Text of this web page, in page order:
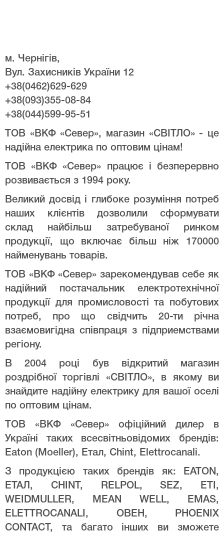
м. Чернігів,
Вул. Захисників України 12
+38(0462)629-629
+38(093)355-08-84
+38(044)599-95-51
ТОВ «ВКФ «Север», магазин «СВІТЛО» - це
надійна електрика по оптовим цінам!
ТОВ «ВКФ «Север» працює і безперервно
розвивається з 1994 року.
Великий досвід і глибоке розуміння потреб
наших клієнтів дозволили сформувати
склад найбільш затребуваної ринком
продукції, що включає більш ніж 170000
найменувань товарів.
ТОВ «ВКФ «Север» зарекомендував себе як
надійний постачальник електротехнічної
продукції для промисловості та побутових
потреб, про що свідчить 20-ти річна
взаємовигідна співпраця з підприемствами
регіону.
В 2004 році був відкритий магазин
роздрібної торгівлі «СВІТЛО», в якому ви
знайдите надійну електрику для вашої оселі
по оптовим цінам.
ТОВ «ВКФ «Север» офіційний дилер в
Україні таких всесвітньовідомих брендів:
Eaton (Moeller), Етал, Chint, Elettrocanali.
З продукцією таких брендів як: EATON,
ЕТАЛ, CHINT, RELPOL, SEZ, ETI,
WEIDMULLER, MEAN WELL, EMAS,
ELETTROCANALI, ОВЕН, PHOENIX
CONTACT, та багато інших ви зможете